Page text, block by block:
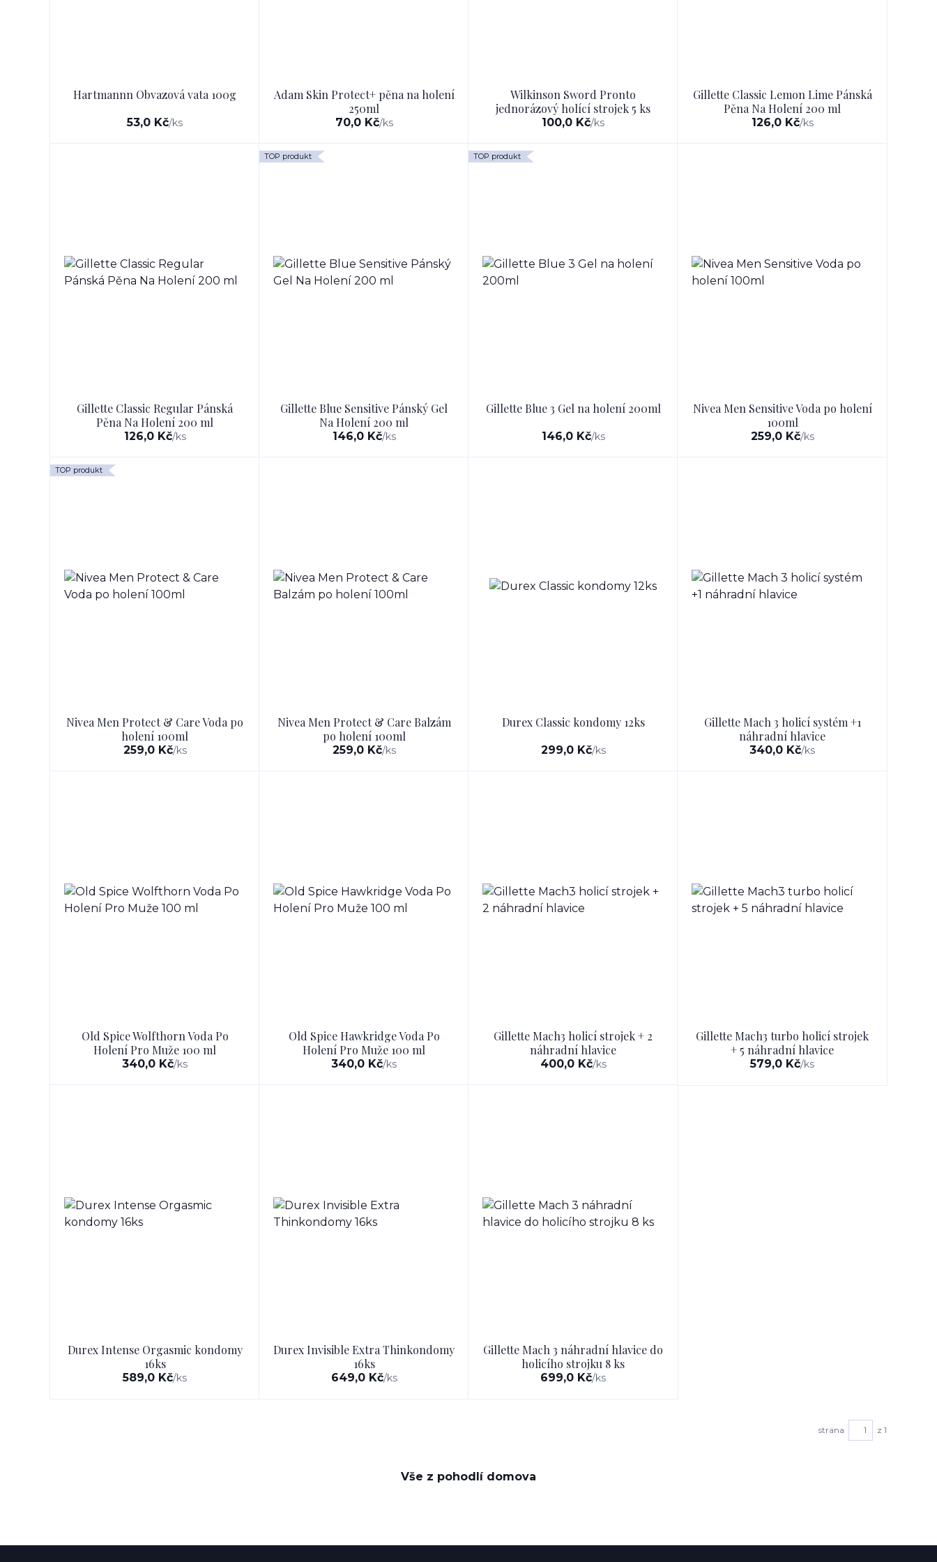
Hartmannn Obvazová vata 100g
53,0 Kč/ks
Adam Skin Protect+ pěna na holení
250ml
70,0 Kč/ks
Wilkinson Sword Pronto
jednorázový holící strojek 5 ks
100,0 Kč/ks
Gillette Classic Lemon Lime Pánská
Pěna Na Holení 200 ml
126,0 Kč/ks
Gillette Classic Regular Pánská
Pěna Na Holení 200 ml
126,0 Kč/ks
TOP produkt
Gillette Blue Sensitive Pánský Gel
Na Holení 200 ml
146,0 Kč/ks
TOP produkt
Gillette Blue 3 Gel na holení 200ml
146,0 Kč/ks
Nivea Men Sensitive Voda po holení
100ml
259,0 Kč/ks
TOP produkt
Nivea Men Protect & Care Voda po
holení 100ml
259,0 Kč/ks
Nivea Men Protect & Care Balzám
po holení 100ml
259,0 Kč/ks
Durex Classic kondomy 12ks
299,0 Kč/ks
Gillette Mach 3 holicí systém +1
náhradní hlavice
340,0 Kč/ks
Old Spice Wolfthorn Voda Po
Holení Pro Muže 100 ml
340,0 Kč/ks
Old Spice Hawkridge Voda Po
Holení Pro Muže 100 ml
340,0 Kč/ks
Gillette Mach3 holicí strojek + 2
náhradní hlavice
400,0 Kč/ks
Gillette Mach3 turbo holicí strojek
+ 5 náhradní hlavice
579,0 Kč/ks
Durex Intense Orgasmic kondomy
16ks
589,0 Kč/ks
Durex Invisible Extra Thinkondomy
16ks
649,0 Kč/ks
Gillette Mach 3 náhradní hlavice do
holicího strojku 8 ks
699,0 Kč/ks
strana z 1
Vše z pohodlí domova